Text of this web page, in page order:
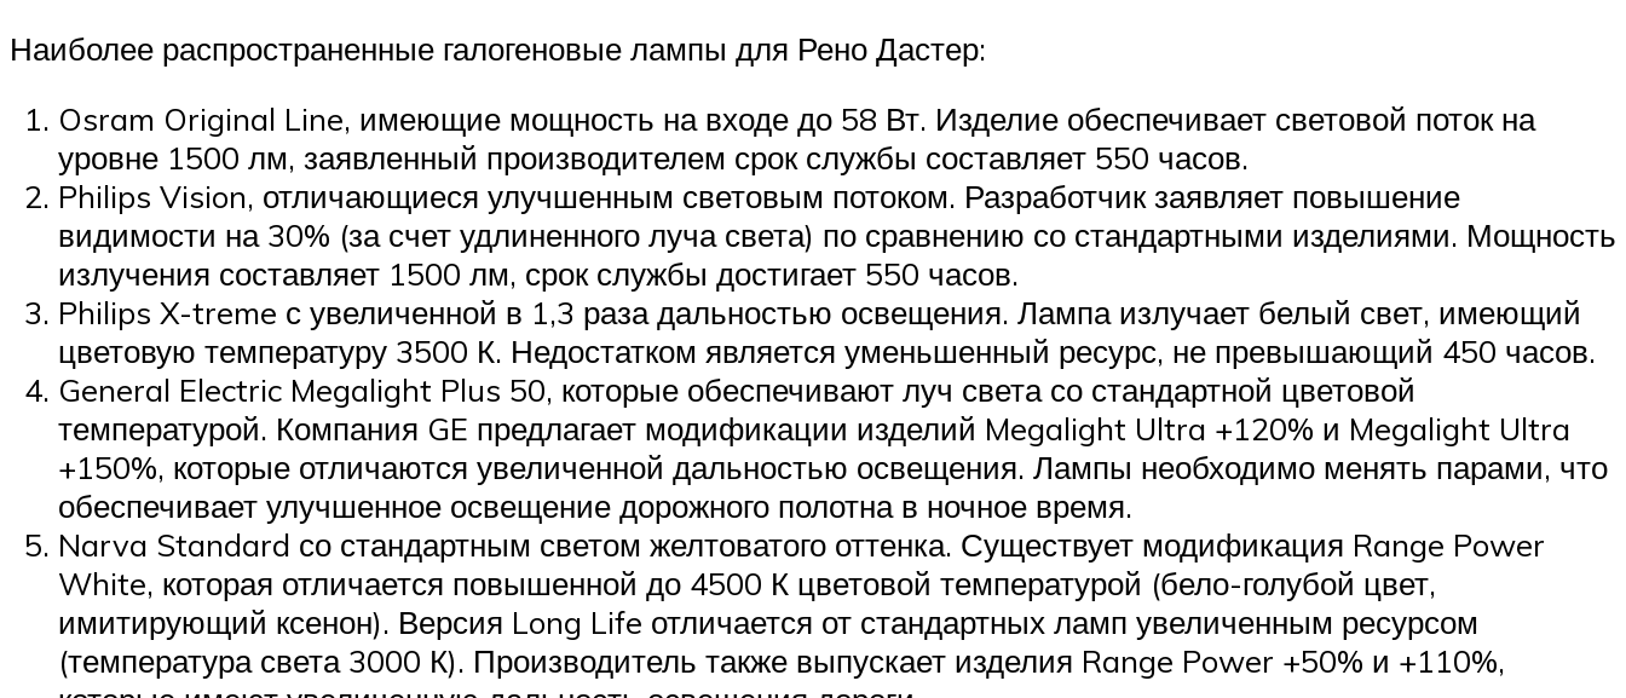
Наиболее распространенные галогеновые лампы для Рено Дастер:
Osram Original Line, имеющие мощность на входе до 58 Вт. Изделие обеспечивает световой поток на
уровне 1500 лм, заявленный производителем срок службы составляет 550 часов.
Philips Vision, отличающиеся улучшенным световым потоком. Разработчик заявляет повышение
видимости на 30% (за счет удлиненного луча света) по сравнению со стандартными изделиями. Мощность
излучения составляет 1500 лм, срок службы достигает 550 часов.
Philips X-treme с увеличенной в 1,3 раза дальностью освещения. Лампа излучает белый свет, имеющий
цветовую температуру 3500 К. Недостатком является уменьшенный ресурс, не превышающий 450 часов.
General Electric Megalight Plus 50, которые обеспечивают луч света со стандартной цветовой
температурой. Компания GE предлагает модификации изделий Megalight Ultra +120% и Megalight Ultra
+150%, которые отличаются увеличенной дальностью освещения. Лампы необходимо менять парами, что
обеспечивает улучшенное освещение дорожного полотна в ночное время.
Narva Standard со стандартным светом желтоватого оттенка. Существует модификация Range Power
White, которая отличается повышенной до 4500 К цветовой температурой (бело-голубой цвет,
имитирующий ксенон). Версия Long Life отличается от стандартных ламп увеличенным ресурсом
(температура света 3000 К). Производитель также выпускает изделия Range Power +50% и +110%,